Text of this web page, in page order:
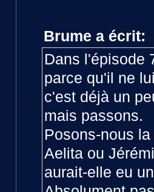
Brume a écrit:
Dans l'épisode
parce qu'il ne
c'est déjà un
mais passons.
Posons-nous
Aelita ou
aurait-elle eu